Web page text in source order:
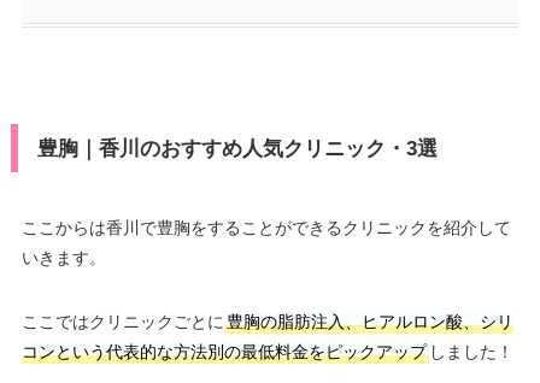
豊胸｜香川のおすすめ人気クリニック・3選
ここからは香川で豊胸をすることができるクリニックを紹介して
いきます。
ここではクリニックごとに 豊胸の脂肪注入、ヒアルロン酸、シリ
コンという代表的な方法別の最低料金をピックアップしました！